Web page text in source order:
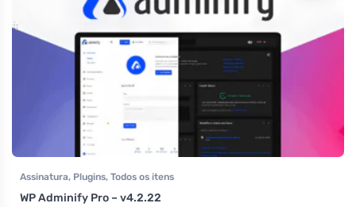
Assinatura, Plugins, Todos os itens
WP Adminify Pro – v4.2.22